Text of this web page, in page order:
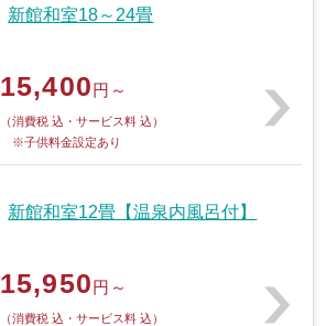
新館和室18～24畳
15,400円～
（消費税 込・サービス料 込）
※子供料金設定あり
新館和室12畳【温泉内風呂付】
15,950円～
（消費税 込・サービス料 込）